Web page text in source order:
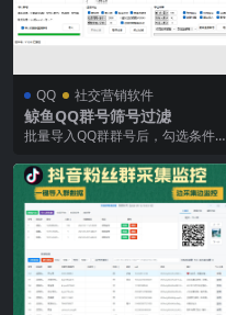
QQ 社交营销软件
鲸鱼QQ群号筛号过滤
批量导入QQ群群号后，勾选条件，
加），双向验证，回...